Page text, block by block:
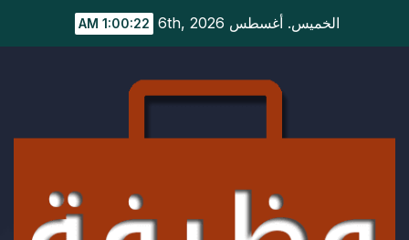
الخميس. أغسطس 6th, 2026 1:00:22 AM